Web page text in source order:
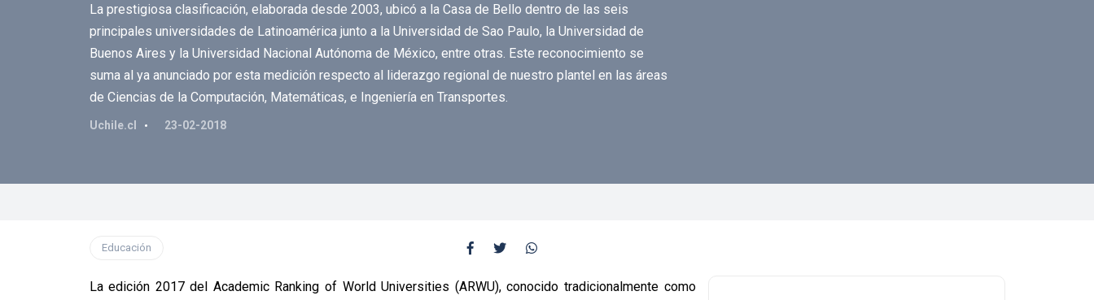
La prestigiosa clasificación, elaborada desde 2003, ubicó a la Casa de Bello dentro de las seis
principales universidades de Latinoamérica junto a la Universidad de Sao Paulo, la Universidad de
Buenos Aires y la Universidad Nacional Autónoma de México, entre otras. Este reconocimiento se
suma al ya anunciado por esta medición respecto al liderazgo regional de nuestro plantel en las áreas
de Ciencias de la Computación, Matemáticas, e Ingeniería en Transportes.
Uchile.cl 23-02-2018
Educación
La edición 2017 del Academic Ranking of World Universities (ARWU), conocido tradicionalmente como